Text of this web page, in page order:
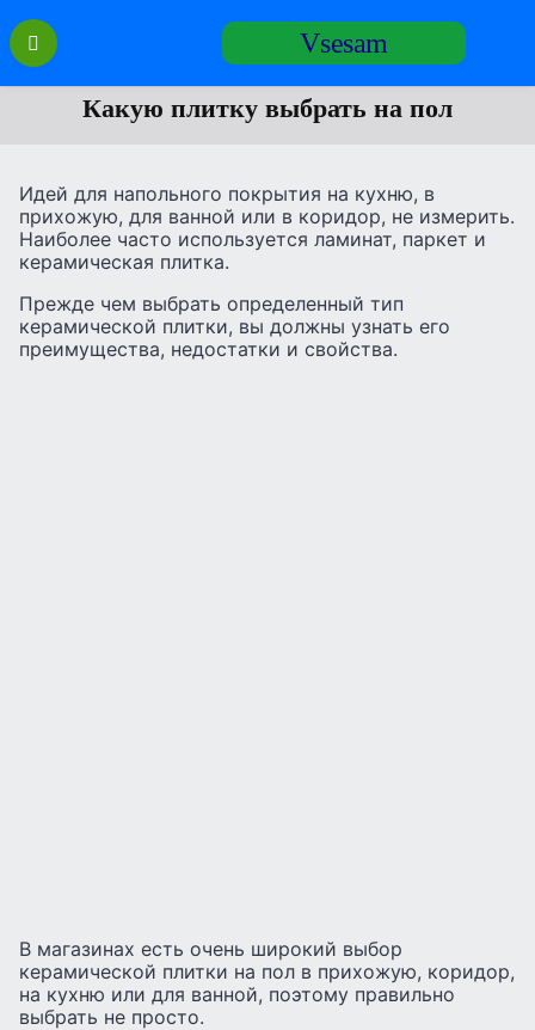
Перейти
содержанию
Vsesam
Какую плитку выбрать на пол
Идей для напольного покрытия на кухню, в
прихожую, для ванной или в коридор, не измерить.
Наиболее часто используется ламинат, паркет и
керамическая плитка.
Прежде чем выбрать определенный тип
керамической плитки, вы должны узнать его
преимущества, недостатки и свойства.
В магазинах есть очень широкий выбор
керамической плитки на пол в прихожую, коридор,
на кухню или для ванной, поэтому правильно
выбрать не просто.